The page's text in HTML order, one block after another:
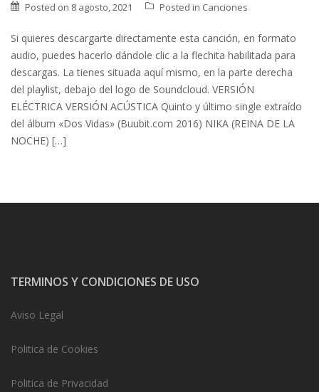
Posted on 8 agosto, 2021 Posted in Canciones
Si quieres descargarte directamente esta canción, en formato
audio, puedes hacerlo dándole clic a la flechita habilitada para
descargas. La tienes situada aquí mismo, en la parte derecha
del playlist, debajo del logo de Soundcloud. VERSIÓN
ELÉCTRICA VERSIÓN ACÚSTICA Quinto y último single extraído
del álbum «Dos Vidas» (Buubit.com 2016) NIKA (REINA DE LA
NOCHE) […]
TERMINOS Y CONDICIONES DE USO
Aviso Legal
Politica de Cookies
Politica de Privacidad